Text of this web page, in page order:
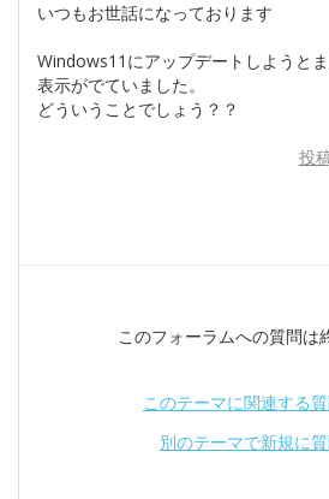
いつもお世話になっております
Windows11にアップデートしようと
表示がでていました。
どういうことでしょう？？
投
このフォーラムへの質問は
このテーマに関連する
別のテーマで新規に